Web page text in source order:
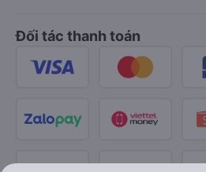
Đối tác thanh toán